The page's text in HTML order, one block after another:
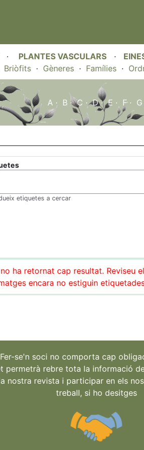
· PLANTES VASCULARS ·
Briòfits· Gèneres· Famílies·
A · B ·C ·D·E · F· G
etiquetes a cercar
ha retornat cap resultat. Reviseu
encara no estiguin
Fer-se'n soci no comporta cap
permetrà rebre tota la informació
nostra revista i participar en els
treball, si ho desitges